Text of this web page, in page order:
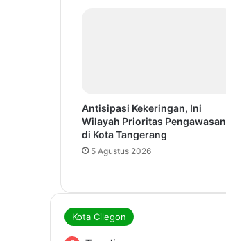
Antisipasi Kekeringan, Ini
Wilayah Prioritas Pengawasan
di Kota Tangerang
5 Agustus 2026